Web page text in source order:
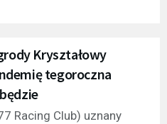
Kryształowy
tegoroczna
Racing Club) uznany